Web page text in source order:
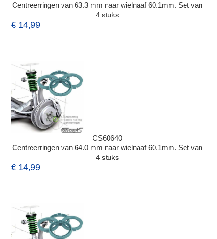
Centreerringen van 63.3 mm naar wielnaaf 60.1mm. Set van
4 stuks
€ 14,99
CS60640
Centreerringen van 64.0 mm naar wielnaaf 60.1mm. Set van
4 stuks
€ 14,99